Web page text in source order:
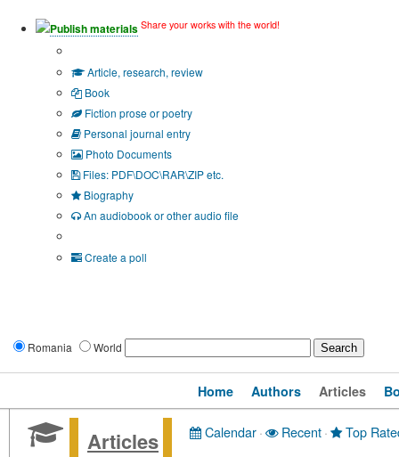
Publish materials Share your works with the world!
Article, research, review
Book
Fiction prose or poetry
Personal journal entry
Photo Documents
Files: PDF\DOC\RAR\ZIP etc.
Biography
An audiobook or other audio file
Create a poll
Romania World
Home Authors Articles
Articles Calendar· Recent· Top